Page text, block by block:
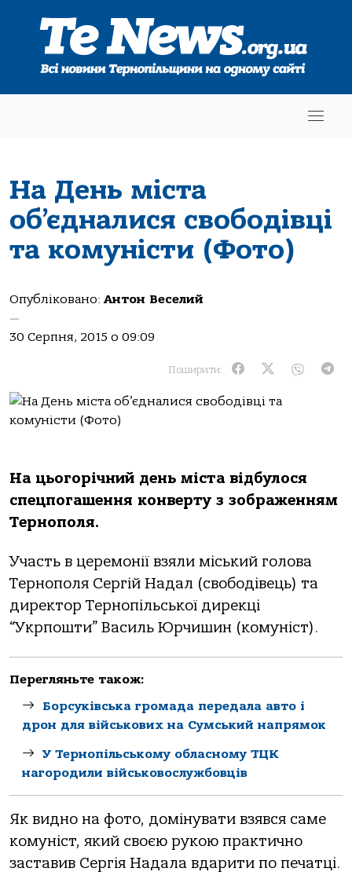
На День міста
об’єдналися свободівці
та комуністи (Фото)
Опубліковано: Антон Веселий
—
30 Серпня, 2015 о 09:09
Поширити:
На цьогорічний день міста відбулося
спецпогашення конверту з зображенням
Тернополя.
Участь в церемонії взяли міський голова
Тернополя Сергій Надал (свободівець) та
директор Тернопільської дирекці
“Укрпошти” Василь Юрчишин (комуніст).
Перегляньте також:
Борсуківська громада передала авто і
дрон для військових на Сумський напрямок
У Тернопільському обласному ТЦК
нагородили військовослужбовців
Як видно на фото, домінувати взявся саме
комуніст, який своєю рукою практично
заставив Сергія Надала вдарити по печатці.